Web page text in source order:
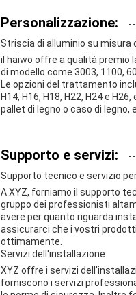
Personalizzazione:
Striscia di alluminio su misura
il haiwo offre a qualità premio
di modello come 3003, 1100,
Le opzioni del trattamento
H14, H16, H18, H22, H24 e
pallet di legno o caso di legno,
Supporto e servizi:
Supporto tecnico e servizio
A XYZ, forniamo il supporto
gruppo dei professionisti
avere per quanto riguarda
assicurarci che i vostri
ottimamente.
Servizi dell'installazione
XYZ offre i servizi
forniscono i servizi